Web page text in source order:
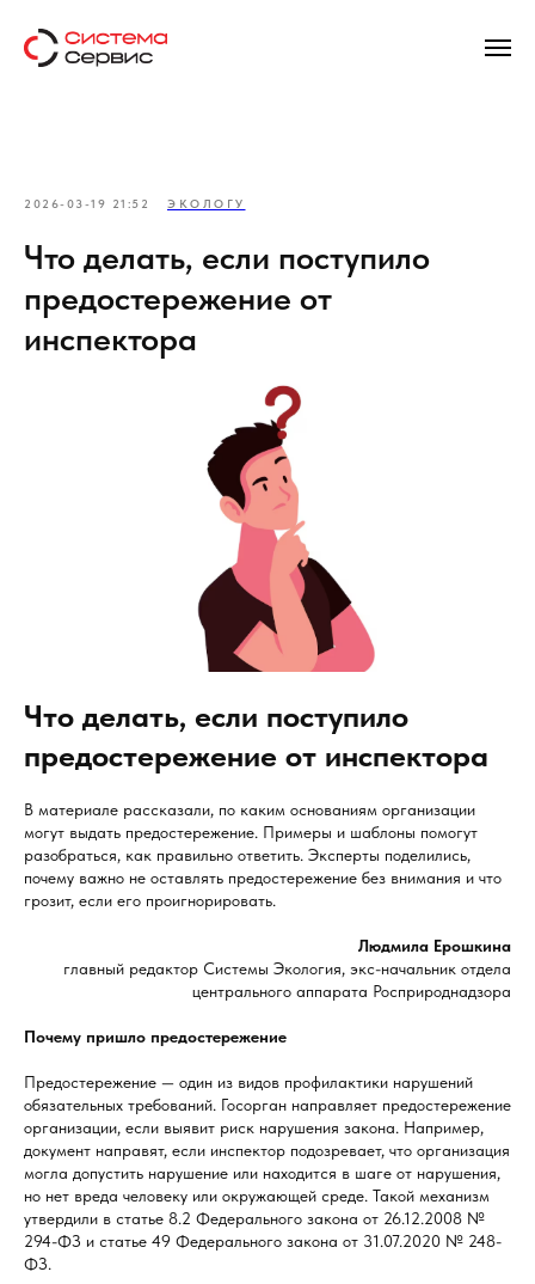
2026-03-19 21:52 ЭКОЛОГУ
Что делать, если поступило
предостережение от
инспектора
Что делать, если поступило
предостережение от инспектора
В материале рассказали, по каким основаниям организации
могут выдать предостережение. Примеры и шаблоны помогут
разобраться, как правильно ответить. Эксперты поделились,
почему важно не оставлять предостережение без внимания и что
грозит, если его проигнорировать.
Людмила Ерошкина
главный редактор Системы Экология, экс-начальник отдела
центрального аппарата Росприроднадзора
Почему пришло предостережение
Предостережение — один из видов профилактики нарушений
обязательных требований. Госорган направляет предостережение
организации, если выявит риск нарушения закона. Например,
документ направят, если инспектор подозревает, что организация
могла допустить нарушение или находится в шаге от нарушения,
но нет вреда человеку или окружающей среде. Такой механизм
утвердили в статье 8.2 Федерального закона от 26.12.2008 №
294-ФЗ и статье 49 Федерального закона от 31.07.2020 № 248-
ФЗ.